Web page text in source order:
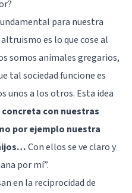
para nuestra
es lo que cose al
somos animales gregarios,
tal sociedad funcione es
unos a los otros. Esta idea
con nuestras
por ejemplo nuestra
Con ellos se ve claro y
por mí”.
en la reciprocidad de